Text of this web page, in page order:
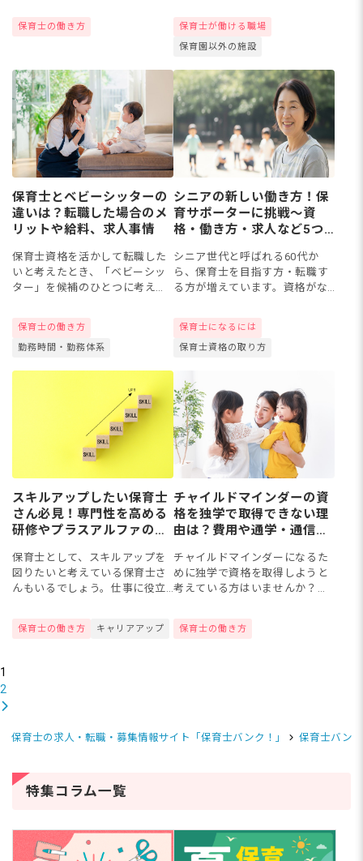
員」という職種はありません
保育士の働き方
格の種類や、それぞれの職種ご
との具体的な仕事内容に焦点を
保育士が働ける職場
保育園以外の施設
保育士とベビーシッターの
違いは？転職した場合のメ
リットや給料、求人事情
保育士資格を活かして転職した
いと考えたとき、「ベビーシッ
ター」を候補のひとつに考える
りますが、具体的にどのような
違いがあるのでしょうか。今回
保育士の働き方
勤務時間・勤務体系
シニアの新しい働き方！保
育サポーターに挑戦～資
格・働き方・求人など5つ
シニア世代と呼ばれる60代か
ら、保育士を目指す方・転職す
る方が増えています。資格がな
ご存じですか？今回はシニアか
らの資格取得について、東京や
保育士になるには
保育士資格の取り方
スキルアップしたい保育士
さん必見！専門性を高める
研修やプラスアルファの資
保育士として、スキルアップを
図りたいと考えている保育士さ
んもいるでしょう。仕事に役立
身につけられそうです。今回
保育士の働き方 キャリアアップ
チャイルドマインダーの資
格を独学で取得できない理
由は？費用や通学・通信講
チャイルドマインダーになるた
めに独学で資格を取得しようと
考えている方はいませんか？取
あるため、独学での取得はでき
保育士の働き方
1
2
保育士の求人・転職・募集情報サイト「保育士バンク！」 保育士バン
特集コラム一覧